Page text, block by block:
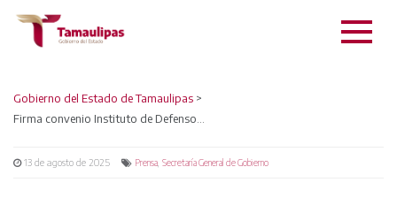
Gobierno del Estado de Tamaulipas >
13 de agosto de 2025 Prensa Secretaría General de Gobierno